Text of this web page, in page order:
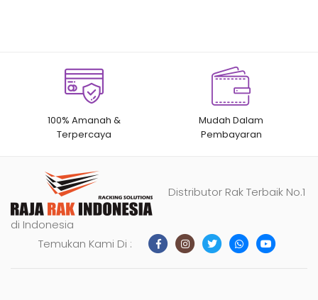
100% Amanah &
Terpercaya
Mudah Dalam
Pembayaran
Distributor Rak Terbaik No.1
di Indonesia
Temukan Kami Di :